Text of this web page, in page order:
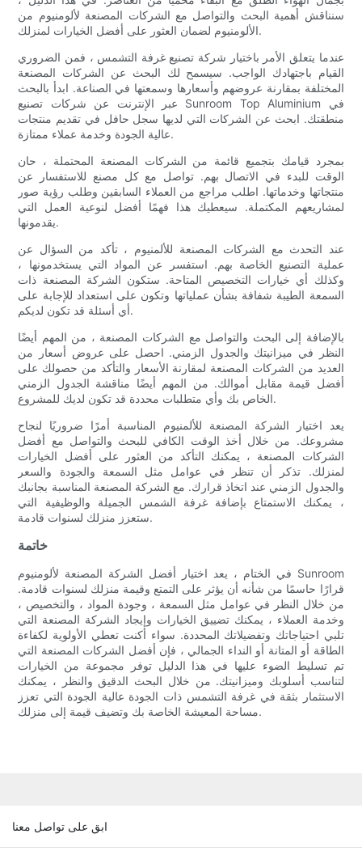
سنناقش أهمية البحث والتواصل مع الشركات المصنعة لألومنيوم من
الألومنيوم لضمان العثور على أفضل الخيارات لمنزلك.
عندما يتعلق الأمر باختيار شركة تصنيع غرفة التشمس ، فمن الضروري
القيام باجتهادك الواجب. سيسمح لك البحث عن الشركات المصنعة
المختلفة بمقارنة عروضهم وأسعارها وسمعتها في الصناعة. ابدأ بالبحث
عبر الإنترنت عن شركات تصنيع Sunroom Top Aluminium في
منطقتك. ابحث عن الشركات التي لديها سجل حافل في تقديم منتجات
عالية الجودة وخدمة عملاء ممتازة.
بمجرد قيامك بتجميع قائمة من الشركات المصنعة المحتملة ، حان
الوقت للبدء في الاتصال بهم. تواصل مع كل مصنع للاستفسار عن
منتجاتها وخدماتها. اطلب مراجع من العملاء السابقين وطلب رؤية صور
لمشاريعهم المكتملة. سيعطيك هذا فهمًا أفضل لنوعية العمل التي
يقدمونها.
عند التحدث مع الشركات المصنعة للألمنيوم ، تأكد من السؤال عن
عملية التصنيع الخاصة بهم. استفسر عن المواد التي يستخدمونها ،
وكذلك أي خيارات التخصيص المتاحة. ستكون الشركة المصنعة ذات
السمعة الطيبة شفافة بشأن عملياتها وتكون على استعداد للإجابة على
أي أسئلة قد تكون لديكم.
بالإضافة إلى البحث والتواصل مع الشركات المصنعة ، من المهم أيضًا
النظر في ميزانيتك والجدول الزمني. احصل على عروض أسعار من
العديد من الشركات المصنعة لمقارنة الأسعار والتأكد من حصولك على
أفضل قيمة مقابل أموالك. من المهم أيضًا مناقشة الجدول الزمني
الخاص بك وأي متطلبات محددة قد تكون لديك للمشروع.
يعد اختيار الشركة المصنعة للألمنيوم المناسبة أمرًا ضروريًا لنجاح
مشروعك. من خلال أخذ الوقت الكافي للبحث والتواصل مع أفضل
الشركات المصنعة ، يمكنك التأكد من العثور على أفضل الخيارات
لمنزلك. تذكر أن تنظر في عوامل مثل السمعة والجودة والسعر
والجدول الزمني عند اتخاذ قرارك. مع الشركة المصنعة المناسبة بجانبك
، يمكنك الاستمتاع بإضافة غرفة الشمس الجميلة والوظيفية التي
ستعزز منزلك لسنوات قادمة.
خاتمة
في الختام ، يعد اختيار أفضل الشركة المصنعة لألومنيوم Sunroom
قرارًا حاسمًا من شأنه أن يؤثر على التمتع وقيمة منزلك لسنوات قادمة.
من خلال النظر في عوامل مثل السمعة ، وجودة المواد ، والتخصيص ،
وخدمة العملاء ، يمكنك تضييق الخيارات وإيجاد الشركة المصنعة التي
تلبي احتياجاتك وتفضيلاتك المحددة. سواء أكنت تعطي الأولوية لكفاءة
الطاقة أو المتانة أو النداء الجمالي ، فإن أفضل الشركات المصنعة التي
تم تسليط الضوء عليها في هذا الدليل توفر مجموعة من الخيارات
لتناسب أسلوبك وميزانيتك. من خلال البحث الدقيق والنظر ، يمكنك
الاستثمار بثقة في غرفة التشمس ذات الجودة عالية الجودة التي تعزز
مساحة المعيشة الخاصة بك وتضيف قيمة إلى منزلك.
ابق على تواصل معنا